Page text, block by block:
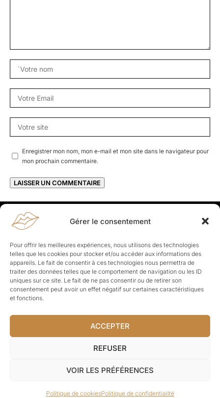
Gérer le consentement
Pour offrir les meilleures expériences, nous utilisons des technologies
telles que les cookies pour stocker et/ou accéder aux informations des
appareils. Le fait de consentir à ces technologies nous permettra de
traiter des données telles que le comportement de navigation ou les ID
uniques sur ce site. Le fait de ne pas consentir ou de retirer son
consentement peut avoir un effet négatif sur certaines caractéristiques
et fonctions.
ACCEPTER
REFUSER
VOIR LES PRÉFÉRENCES
Politique de cookiesPolitique de confidentialité
Enregistrer mon nom, mon e-mail et mon site dans le navigateur pour
mon prochain commentaire.
Rapporteuses
À propos de Rapporteuses :Rapporteuses, c’est l’histoire de
Parisiennes, bien dans leurs baskets qui aiment rapporter ce qui leur
cause, leur apporte et leur rapporte !
Les Topics
Société Politique Business Culture
Sport
Lifestyle
–CGV–À-propos–Contact